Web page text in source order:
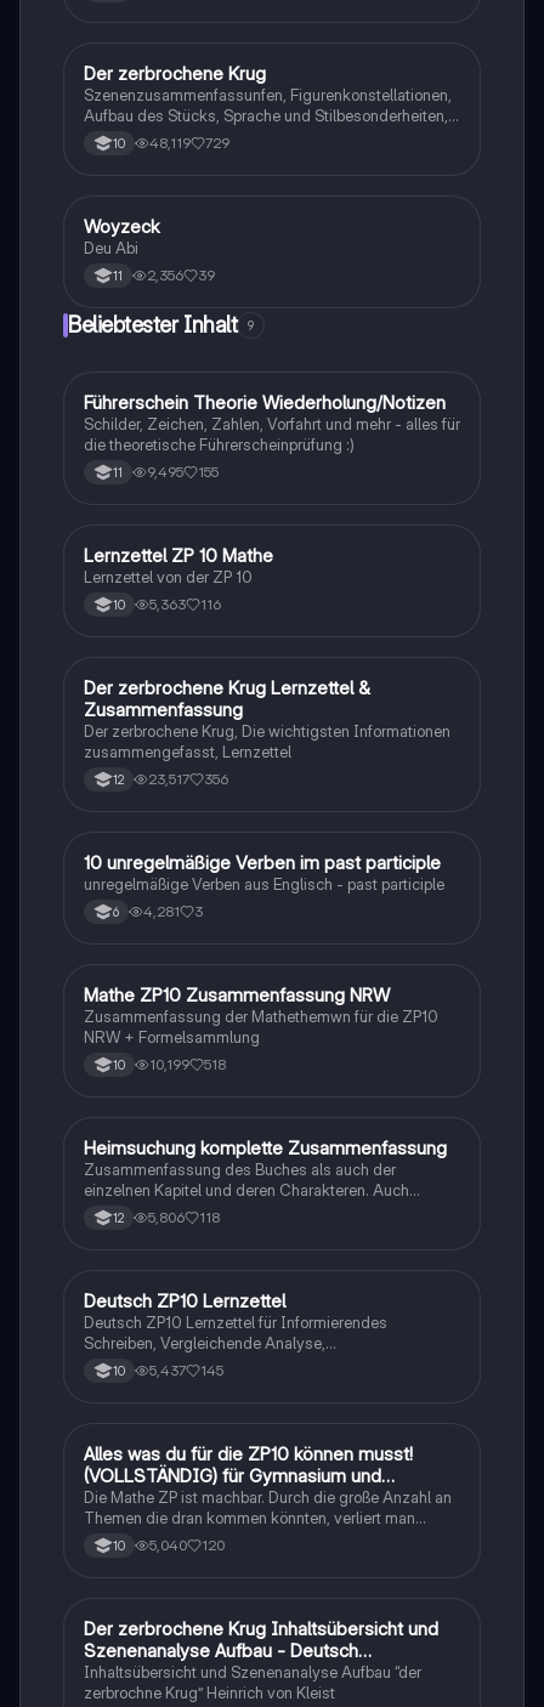
Deutsch
Der zerbrochene Krug
Szenenzusammenfassunfen, Figurenkonstellationen,
Aufbau des Stücks, Sprache und Stilbesonderheiten,
Aussageabsicht, Thematik, Interpretation
10 48,119 729
Deutsch
Woyzeck
Deu Abi
11 2,356 39
Beliebtester Inhalt 9
Lerntipps
Führerschein Theorie Wiederholung/Notizen
Schilder, Zeichen, Zahlen, Vorfahrt und mehr - alles für
die theoretische Führerscheinprüfung :)
11 9,495 155
Mathe
Lernzettel ZP 10 Mathe
Lernzettel von der ZP 10
10 5,363 116
Deutsch
Der zerbrochene Krug Lernzettel &
Zusammenfassung
Der zerbrochene Krug, Die wichtigsten Informationen
zusammengefasst, Lernzettel
12 23,517 356
1 Englisch
10 unregelmäßige Verben im past participle
unregelmäßige Verben aus Englisch - past participle
6 4,281 3
Mathe
Mathe ZP10 Zusammenfassung NRW
Zusammenfassung der Mathethemwn für die ZP10
NRW + Formelsammlung
10 10,199 518
Deutsch
Heimsuchung komplette Zusammenfassung
Zusammenfassung des Buches als auch der
einzelnen Kapitel und deren Charakteren. Auch
tabellarisch. Im Unterricht ohne KI erstellt
12 5,806 118
Deutsch
Deutsch ZP10 Lernzettel
Deutsch ZP10 Lernzettel für Informierendes
Schreiben, Vergleichende Analyse,
Sachtexte/Roman/Gedicht..
10 5,437 145
Mathe
Alles was du für die ZP10 können musst!
(VOLLSTÄNDIG) für Gymnasium und
Realschule
Die Mathe ZP ist machbar. Durch die große Anzahl an
Themen die dran kommen könnten, verliert man
schnell den Überblick. Also habe ich von den kleinsten
Themen bis hin zu den größten alles
10 5,040 120
Deutsch
Der zerbrochene Krug Inhaltsübersicht und
Szenenanalyse Aufbau - Deutsch
Q1/Q2/Abitur
Inhaltsübersicht und Szenenanalyse Aufbau “der
zerbrochne Krug” Heinrich von Kleist